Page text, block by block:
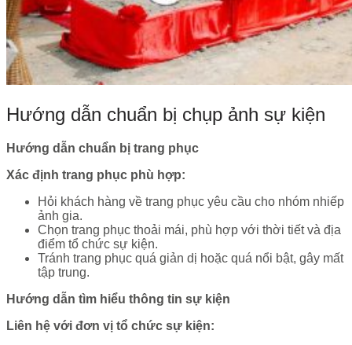
Hướng dẫn chuẩn bị chụp ảnh sự kiện
Hướng dẫn chuẩn bị trang phục
Xác định trang phục phù hợp:
Hỏi khách hàng về trang phục yêu cầu cho nhóm nhiếp
ảnh gia.
Chọn trang phục thoải mái, phù hợp với thời tiết và địa
điểm tổ chức sự kiện.
Tránh trang phục quá giản dị hoặc quá nổi bật, gây mất
tập trung.
Hướng dẫn tìm hiểu thông tin sự kiện
Liên hệ với đơn vị tổ chức sự kiện: